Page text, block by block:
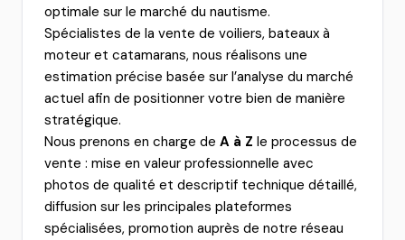
optimale sur le marché du nautisme.
Spécialistes de la vente de voiliers, bateaux à
moteur et catamarans, nous réalisons une
estimation précise basée sur l’analyse du marché
actuel afin de positionner votre bien de manière
stratégique.
Nous prenons en charge de A à Z le processus de
vente : mise en valeur professionnelle avec
photos de qualité et descriptif technique détaillé,
diffusion sur les principales plateformes
spécialisées, promotion auprès de notre réseau